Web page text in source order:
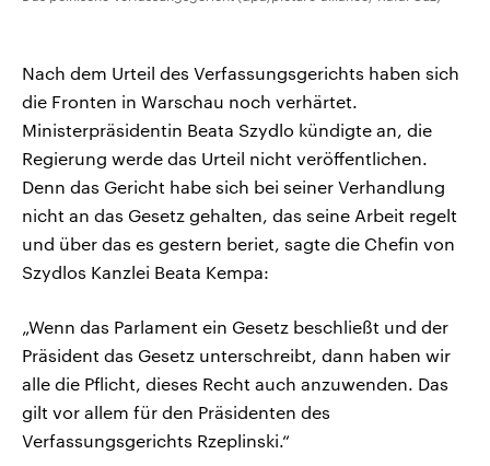
Nach dem Urteil des Verfassungsgerichts haben sich
die Fronten in Warschau noch verhärtet.
Ministerpräsidentin Beata Szydlo kündigte an, die
Regierung werde das Urteil nicht veröffentlichen.
Denn das Gericht habe sich bei seiner Verhandlung
nicht an das Gesetz gehalten, das seine Arbeit regelt
und über das es gestern beriet, sagte die Chefin von
Szydlos Kanzlei Beata Kempa:
„Wenn das Parlament ein Gesetz beschließt und der
Präsident das Gesetz unterschreibt, dann haben wir
alle die Pflicht, dieses Recht auch anzuwenden. Das
gilt vor allem für den Präsidenten des
Verfassungsgerichts Rzeplinski.“